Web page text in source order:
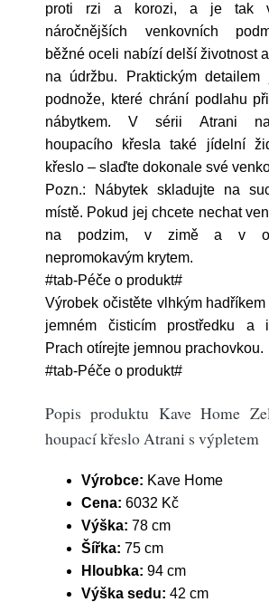
proti rzi a korozi, a je tak
náročnějších venkovních
běžné oceli nabízí delší životnost
na údržbu. Praktickým detailem
podnože, které chrání podlahu
nábytkem. V sérii Atrani
houpacího křesla také jídelní
křeslo – slaďte dokonale své
Pozn.: Nábytek skladujte na
místě. Pokud jej chcete nechat
na podzim, v zimě a v
nepromokavým krytem.
#tab-Péče o produkt#
Výrobek očistěte vlhkým
jemném čisticím prostředku a
Prach otírejte jemnou prachovkou.
#tab-Péče o produkt#
Popis produktu Kave Home
houpací křeslo Atrani s výpletem
Výrobce: Kave Home
Cena: 6032 Kč
Výška: 78 cm
Šířka: 75 cm
Hloubka: 94 cm
Výška sedu: 42 cm